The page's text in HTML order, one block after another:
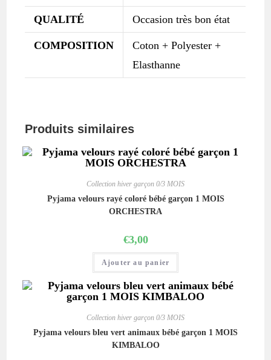
QUALITÉ Occasion très bon état
COMPOSITION
Coton + Polyester +
Elasthanne
Produits similaires
Collection hiver garçon 0/3 MOIS
Pyjama velours rayé coloré bébé garçon 1 MOIS
ORCHESTRA
€3,00
Ajouter au panier
Collection hiver garçon 0/3 MOIS
Pyjama velours bleu vert animaux bébé garçon 1 MOIS
KIMBALOO